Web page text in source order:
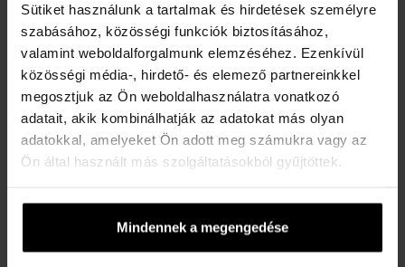
Sütiket használunk a tartalmak és hirdetések személyre
szabásához, közösségi funkciók biztosításához,
valamint weboldalforgalmunk elemzéséhez. Ezenkívül
közösségi média-, hirdető- és elemező partnereinkkel
megosztjuk az Ön weboldalhasználatra vonatkozó
adatait, akik kombinálhatják az adatokat más olyan
adatokkal, amelyeket Ön adott meg számukra vagy az
Ön által használt más szolgáltatásokból gyűjtöttek.
Mindennek a megengedése
anyag, amelyet úgy alkottak meg, hogy ellenálljon az idő
viszontagságainak. Kifejezi az identitáskeresést, az érzelmeket, az
örömöt és az akaratot, hogy a kölcsönösséget és az egyéni
élményt egy illatban egyesítsük. A tisztaság és a frissesség iránti
vágyakozás az 1990-es években jelenik meg, az aromás illatok 20
éves dominanciája után. Férfiság, identitás, erő, frissesség,
ragyogás, felszállás, modernitás, mozgás, energia, akarat - ez az
Azzaro Chrome.